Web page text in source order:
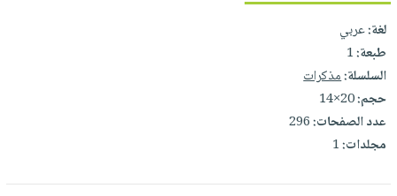
كتابك
تواصل
معنا
لغة:عربي
طبعة:1
السلسلة:مذكرات
حجم:20×14
عدد الصفحات:296
مجلدات:1